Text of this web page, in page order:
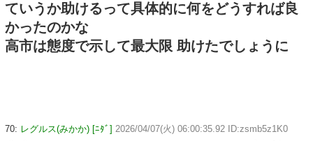
ていうか助けるって具体的に何をどうすれば良
かったのかな
高市は態度で示して最大限 助けたでしょうに
70: レグルス(みかか) [ﾆﾀﾞ] 2026/04/07(火) 06:00:35.92 ID:zsmb5z1K0